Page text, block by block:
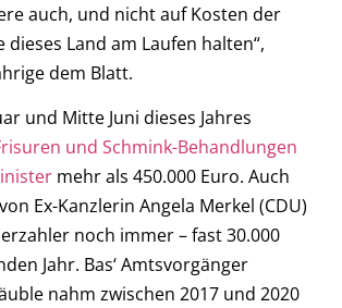
auch, und nicht auf Kosten der
dieses Land am Laufen halten“,
dem Blatt.
und Mitte Juni dieses Jahres
und Schmink-Behandlungen
mehr als 450.000 Euro. Auch
Ex-Kanzlerin Angela Merkel (CDU)
noch immer – fast 30.000
Jahr. Bas‘ Amtsvorgänger
nahm zwischen 2017 und 2020